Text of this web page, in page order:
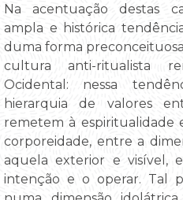
Na acentuação destas
ampla e histórica
duma forma
cultura anti-ritualista
Ocidental: nessa
hierarquia de valores
remetem à espiritualidade
corporeidade, entre a
aquela exterior e visível,
intenção e o operar. Tal